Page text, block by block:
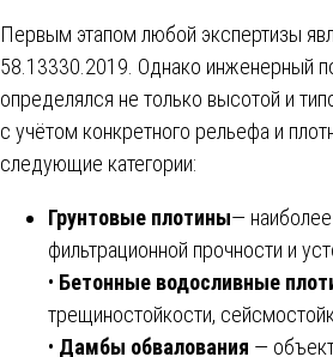
Первым этапом любой экспертизы
58.13330.2019. Однако инженерный
определялся не только высотой и
с учётом конкретного рельефа и
следующие категории:
Грунтовые плотины—
фильтрационной прочности и
• Бетонные водосливные
трещиностойкости,
• Дамбы обвалования —